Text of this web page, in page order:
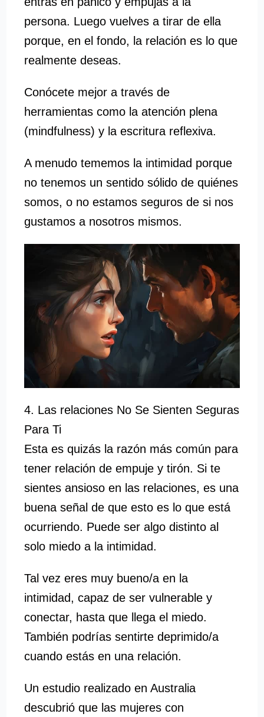
persona. Luego vuelves a tirar de ella
porque, en el fondo, la relación es lo que
realmente deseas.
Conócete mejor a través de
herramientas como la atención plena
(mindfulness) y la escritura reflexiva.
A menudo tememos la intimidad porque
no tenemos un sentido sólido de quiénes
somos, o no estamos seguros de si nos
gustamos a nosotros mismos.
4. Las relaciones No Se Sienten Seguras
Para Ti
Esta es quizás la razón más común para
tener relación de empuje y tirón. Si te
sientes ansioso en las relaciones, es una
buena señal de que esto es lo que está
ocurriendo. Puede ser algo distinto al
solo miedo a la intimidad.
Tal vez eres muy bueno/a en la
intimidad, capaz de ser vulnerable y
conectar, hasta que llega el miedo.
También podrías sentirte deprimido/a
cuando estás en una relación.
Un estudio realizado en Australia
descubrió que las mujeres con